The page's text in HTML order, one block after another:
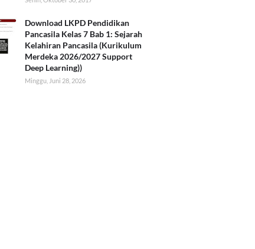
Download LKPD Pendidikan
Pancasila Kelas 7 Bab 1: Sejarah
Kelahiran Pancasila (Kurikulum
Merdeka 2026/2027 Support
Deep Learning))
Minggu, Juni 28, 2026